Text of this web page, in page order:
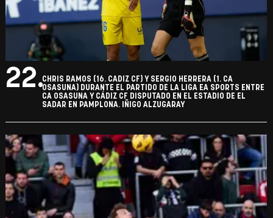
22.CHRIS RAMOS (16. CADIZ CF) Y SERGIO HERRERA (1. CA
OSASUNA) DURANTE EL PARTIDO DE LA LIGA EA SPORTS ENTRE
CA OSASUNA Y CÁDIZ CF DISPUTADO EN EL ESTADIO DE EL
SADAR EN PAMPLONA. IÑIGO ALZUGARAY